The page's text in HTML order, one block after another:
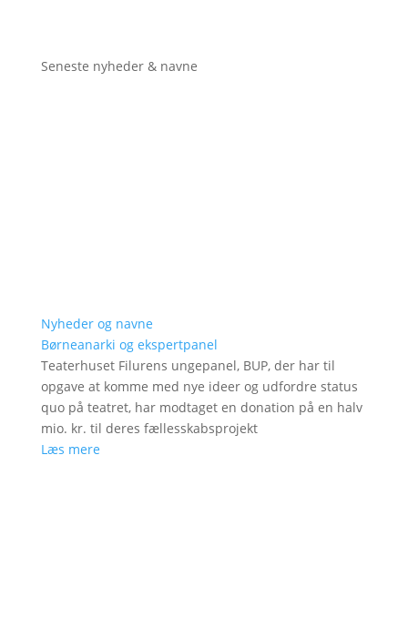
Seneste nyheder & navne
Nyheder og navne
Børneanarki og ekspertpanel
Teaterhuset Filurens ungepanel, BUP, der har til
opgave at komme med nye ideer og udfordre status
quo på teatret, har modtaget en donation på en halv
mio. kr. til deres fællesskabsprojekt
Læs mere